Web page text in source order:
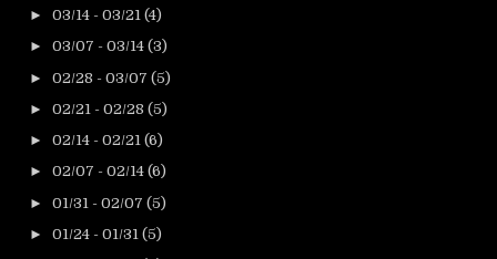
► 03/14 - 03/21 (4)
► 03/07 - 03/14 (3)
► 02/28 - 03/07 (5)
► 02/21 - 02/28 (5)
► 02/14 - 02/21 (6)
► 02/07 - 02/14 (6)
► 01/31 - 02/07 (5)
► 01/24 - 01/31 (5)